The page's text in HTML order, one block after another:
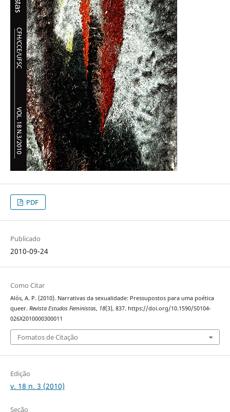
PDF
Publicado
2010-09-24
Como Citar
Alós, A. P. (2010). Narrativas da sexualidade: Pressupostos para uma poética
queer. Revista Estudos Feministas, 18(3), 837. https://doi.org/10.1590/S0104-
026X2010000300011
Fomatos de Citação
Edição
v. 18 n. 3 (2010)
Seção